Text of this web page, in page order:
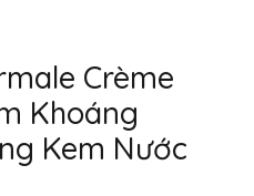
Crème
Khoáng
Kem Nước